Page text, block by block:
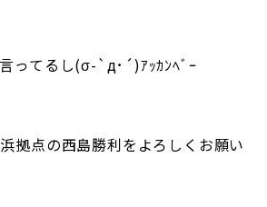
ってるし(σ-`д･´)ｱｯｶﾝﾍﾞｰ
拠点の西島勝利をよろしくお願い